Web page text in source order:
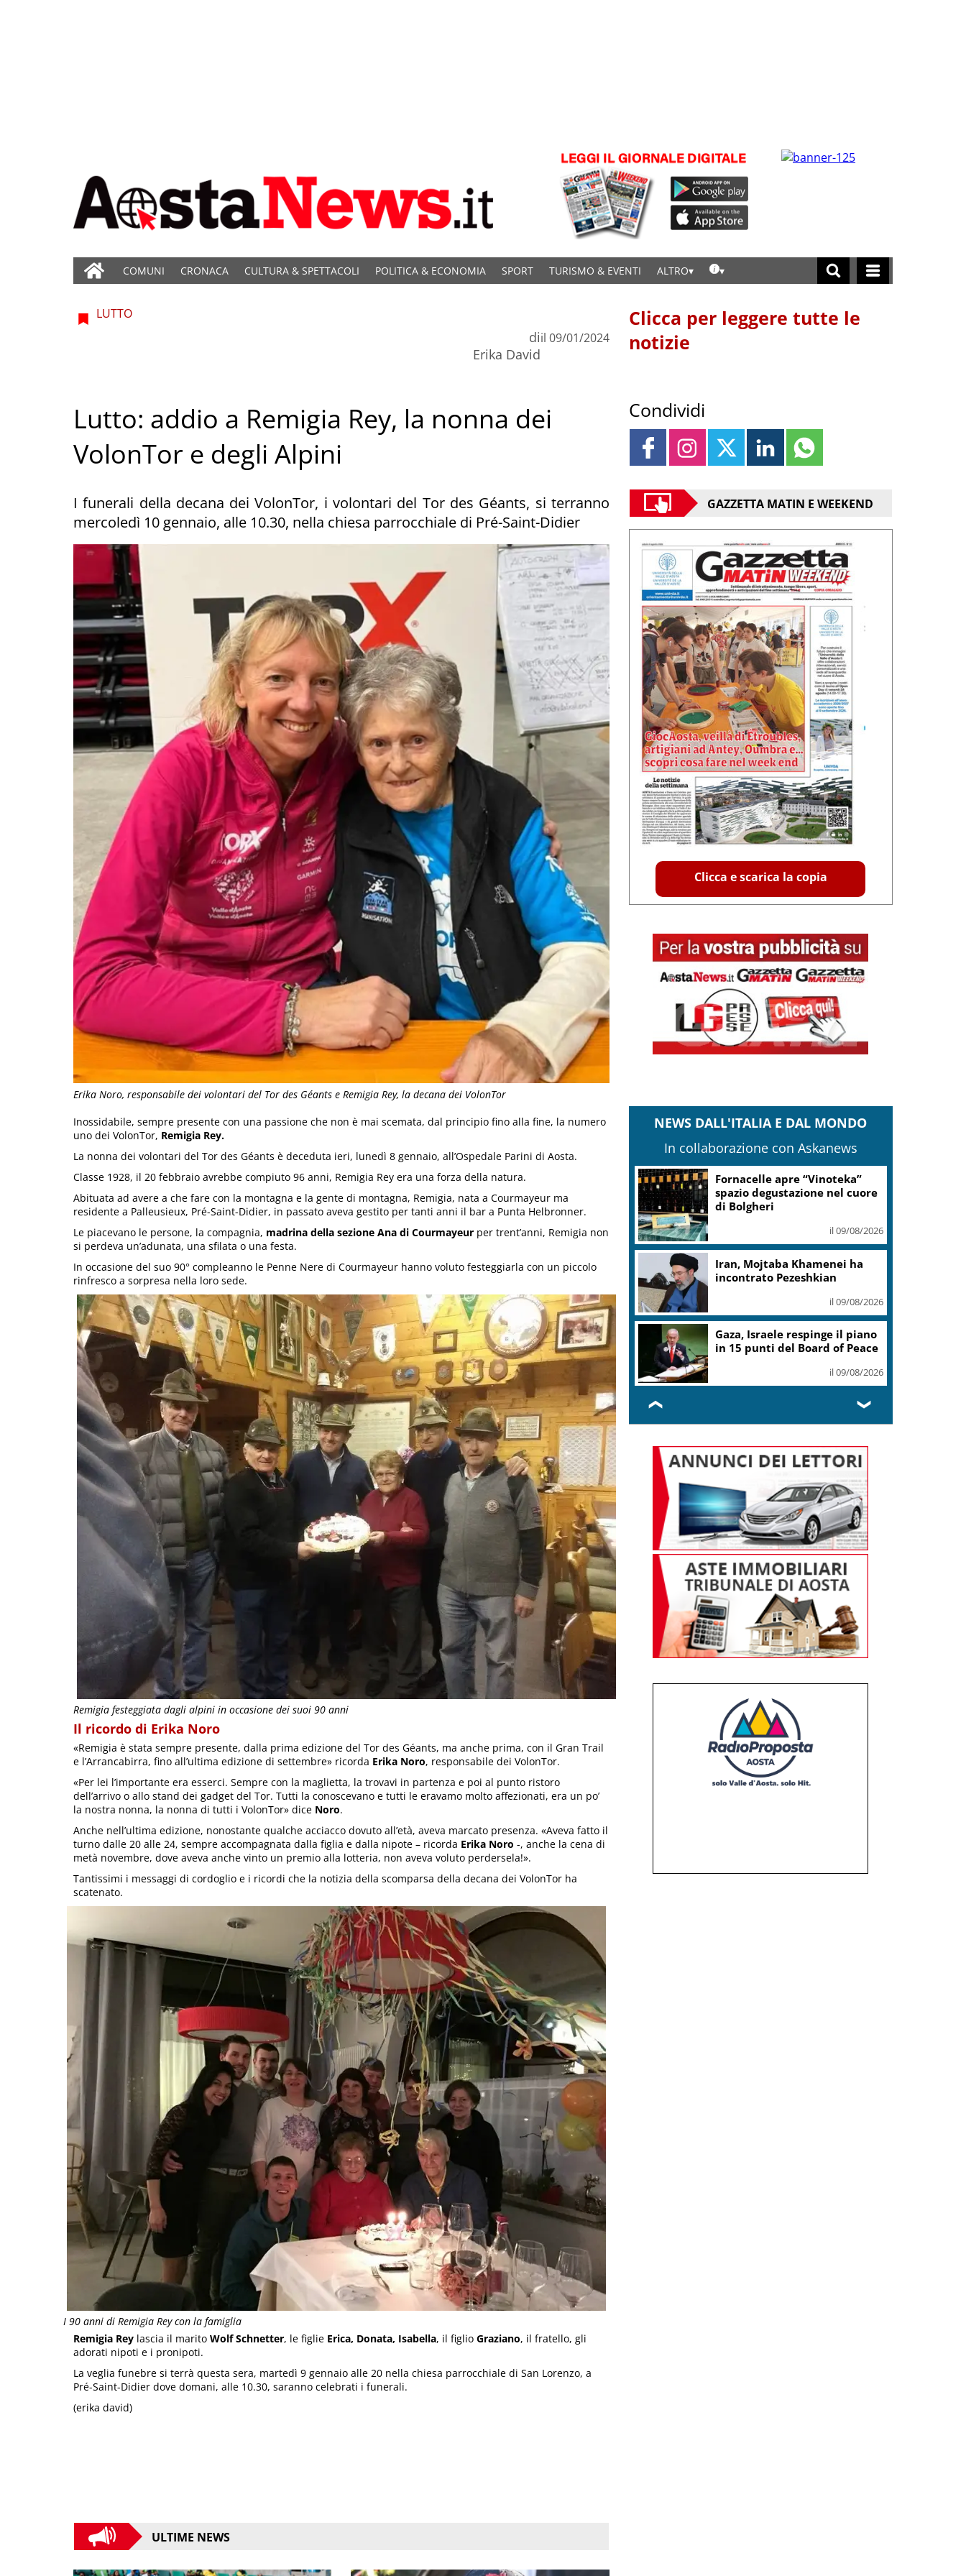
COMUNI CRONACA CULTURA & SPETTACOLI POLITICA & ECONOMIA SPORT TURISMO & EVENTI ALTRO
Erika Noro, responsabile dei volontari del Tor des Géants e Remigia Rey, la decana dei VolonTor
LUTTO
di
Erika David
il 09/01/2024
Lutto: addio a Remigia Rey, la nonna dei
VolonTor e degli Alpini
I funerali della decana dei VolonTor, i volontari del Tor des Géants, si terranno
mercoledì 10 gennaio, alle 10.30, nella chiesa parrocchiale di Pré-Saint-Didier
Inossidabile, sempre presente con una passione che non è mai scemata, dal principio fino alla fine, la numero
uno dei VolonTor, Remigia Rey.
La nonna dei volontari del Tor des Géants è deceduta ieri, lunedì 8 gennaio, all’Ospedale Parini di Aosta.
Classe 1928, il 20 febbraio avrebbe compiuto 96 anni, Remigia Rey era una forza della natura.
Abituata ad avere a che fare con la montagna e la gente di montagna, Remigia, nata a Courmayeur ma
residente a Palleusieux, Pré-Saint-Didier, in passato aveva gestito per tanti anni il bar a Punta Helbronner.
Le piacevano le persone, la compagnia, madrina della sezione Ana di Courmayeur per trent’anni, Remigia non
si perdeva un’adunata, una sfilata o una festa.
In occasione del suo 90° compleanno le Penne Nere di Courmayeur hanno voluto festeggiarla con un piccolo
rinfresco a sorpresa nella loro sede.
Remigia festeggiata dagli alpini in occasione dei suoi 90 anni
Il ricordo di Erika Noro
«Remigia è stata sempre presente, dalla prima edizione del Tor des Géants, ma anche prima, con il Gran Trail
e l’Arrancabirra, fino all’ultima edizione di settembre» ricorda Erika Noro, responsabile dei VolonTor.
«Per lei l’importante era esserci. Sempre con la maglietta, la trovavi in partenza e poi al punto ristoro
dell’arrivo o allo stand dei gadget del Tor. Tutti la conoscevano e tutti le eravamo molto affezionati, era un po’
la nostra nonna, la nonna di tutti i VolonTor» dice Noro.
Anche nell’ultima edizione, nonostante qualche acciacco dovuto all’età, aveva marcato presenza. «Aveva fatto il
turno dalle 20 alle 24, sempre accompagnata dalla figlia e dalla nipote – ricorda Erika Noro -, anche la cena di
metà novembre, dove aveva anche vinto un premio alla lotteria, non aveva voluto perdersela!».
Tantissimi i messaggi di cordoglio e i ricordi che la notizia della scomparsa della decana dei VolonTor ha
scatenato.
I 90 anni di Remigia Rey con la famiglia
Remigia Rey lascia il marito Wolf Schnetter, le figlie Erica, Donata, Isabella, il figlio Graziano, il fratello, gli
adorati nipoti e i pronipoti.
La veglia funebre si terrà questa sera, martedì 9 gennaio alle 20 nella chiesa parrocchiale di San Lorenzo, a
Pré-Saint-Didier dove domani, alle 10.30, saranno celebrati i funerali.
(erika david)
ULTIME NEWS
Clicca per leggere tutte le
notizie
Condividi
GAZZETTA MATIN E WEEKEND
Clicca e scarica la copia
NEWS DALL'ITALIA E DAL MONDO
In collaborazione con Askanews
Si è spento a Roma
Massimiliano Cencelli, diede il
nome al famoso Manuale
il 09/08/2026
Parchi, Leolandia festeggia
quest’anno il traguardo dei 55
il 09/08/2026
Legambiente assegna i premi
il 09/08/2026